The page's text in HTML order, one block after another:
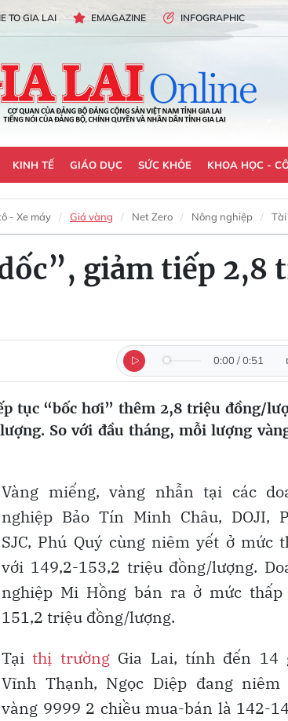
TO GIA LAI EMAGAZINE INFOGRAPHIC
KINH TẾ GIÁO DỤC SỨC KHỎE KHOA HỌC -
- Xe máy Giá vàng Net Zero Nông nghiệp
giảm tiếp
0:00 /0:51
tục “bốc hơi” thêm 2,8 triệu đồng/
So với đầu tháng, mỗi lượng
Vàng miếng, vàng nhẫn tại các
nghiệp Bảo Tín Minh Châu, DOJI,
SJC, Phú Quý cùng niêm yết ở mức
với 149,2-153,2 triệu đồng/lượng.
nghiệp Mi Hồng bán ra ở mức thấp
151,2 triệu đồng/lượng.
Tạithị trườngGia Lai, tính đến 14
Vĩnh Thạnh, Ngọc Diệp đang niêm
vàng 9999 2 chiều mua-bán là 142-